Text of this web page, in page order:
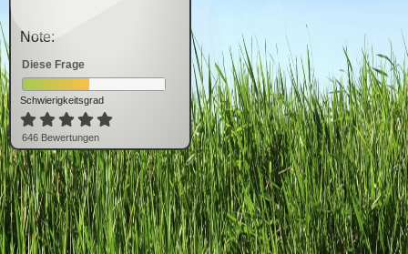
Note:
Diese Frage
Schwierigkeitsgrad
646 Bewertungen